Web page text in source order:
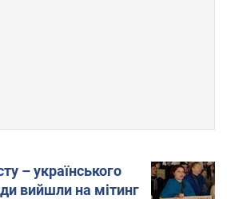
– українського
вийшли на мітинг